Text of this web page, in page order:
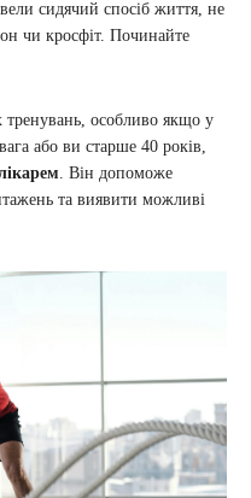
сидячий спосіб життя, не
чи кросфіт. Починайте
тренувань, особливо якщо у
або ви старше 40 років,
. Він допоможе
та виявити можливі